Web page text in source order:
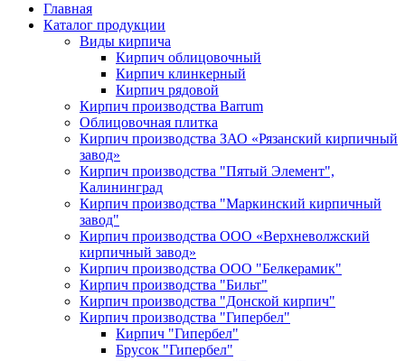
Главная
Каталог продукции
Виды кирпича
Кирпич облицовочный
Кирпич клинкерный
Кирпич рядовой
Кирпич производства Barrum
Облицовочная плитка
Кирпич производства ЗАО «Рязанский кирпичный
завод»
Кирпич производства "Пятый Элемент",
Калининград
Кирпич производства "Маркинский кирпичный
завод"
Кирпич производства ООО «Верхневолжский
кирпичный завод»
Кирпич производства ООО "Белкерамик"
Кирпич производства "Бильт"
Кирпич производства "Донской кирпич"
Кирпич производства "Гипербел"
Кирпич "Гипербел"
Брусок "Гипербел"